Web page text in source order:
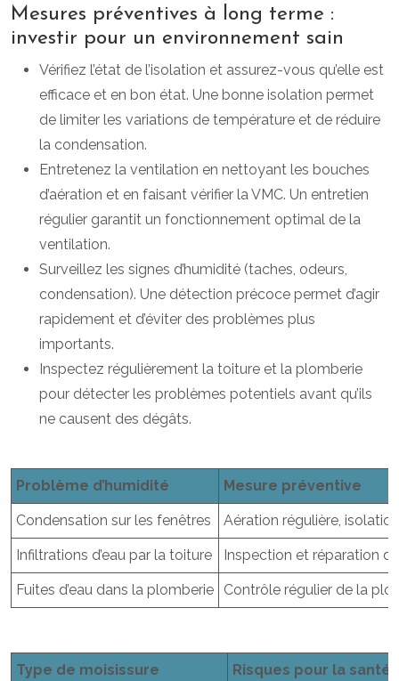
Mesures préventives à long terme :
investir pour un environnement sain
Vérifiez l’état de l’isolation et assurez-vous qu’elle est
efficace et en bon état. Une bonne isolation permet
de limiter les variations de température et de réduire
la condensation.
Entretenez la ventilation en nettoyant les bouches
d’aération et en faisant vérifier la VMC. Un entretien
régulier garantit un fonctionnement optimal de la
ventilation.
Surveillez les signes d’humidité (taches, odeurs,
condensation). Une détection précoce permet d’agir
rapidement et d’éviter des problèmes plus
importants.
Inspectez régulièrement la toiture et la plomberie
pour détecter les problèmes potentiels avant qu’ils
ne causent des dégâts.
Problème d’humidité Mesure préventive
Condensation sur les fenêtres Aération régulière,
Infiltrations d’eau par la toiture Inspection et réparation
Fuites d’eau dans la plomberie Contrôle régulier de la
Type de moisissure Risques pour la santé